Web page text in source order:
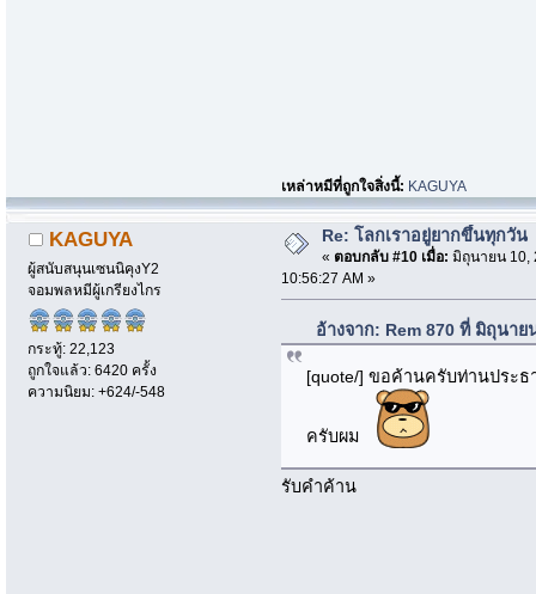
เหล่าหมีที่ถูกใจสิ่งนี้: KAGUYA
KAGUYA
ผู้สนับสนุนเซนนิคุงY2
จอมพลหมีผู้เกรียงไกร
กระทู้: 22,123
ถูกใจแล้ว: 6420 ครั้ง
ความนิยม: +624/-548
Re: โลกเราอยู่ยากขึ้นทุกวัน
« ตอบกลับ #10 เมื่อ: มิถุนายน 10,
10:56:27 AM »
อ้างจาก: Rem 870 ที่ มิถุนาย
[quote/] ขอค้านครับท่านประธ
ครับผม
รับคำค้าน